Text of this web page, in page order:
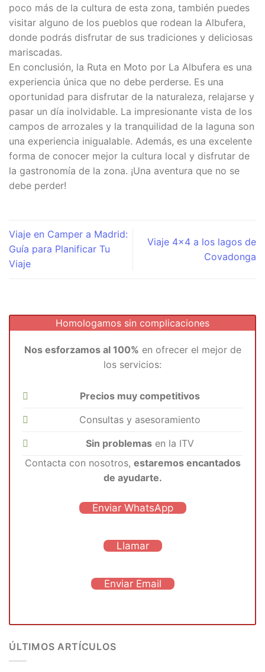
poco más de la cultura de esta zona, también puedes
visitar alguno de los pueblos que rodean la Albufera,
donde podrás disfrutar de sus tradiciones y deliciosas
mariscadas.
En conclusión, la Ruta en Moto por La Albufera es una
experiencia única que no debe perderse. Es una
oportunidad para disfrutar de la naturaleza, relajarse y
pasar un día inolvidable. La impresionante vista de los
campos de arrozales y la tranquilidad de la laguna son
una experiencia inigualable. Además, es una excelente
forma de conocer mejor la cultura local y disfrutar de
la gastronomía de la zona. ¡Una aventura que no se
debe perder!
Viaje en Camper a Madrid:
Guía para Planificar Tu
Viaje
Viaje 4×4 a los lagos de
Covadonga
Homologamos sin complicaciones
Nos esforzamos al 100% en ofrecer el mejor de
los servicios:
Precios muy competitivos
Consultas y asesoramiento
Sin problemas en la ITV
Contacta con nosotros, estaremos encantados
de ayudarte.
Enviar WhatsApp
Llamar
Enviar Email
ÚLTIMOS ARTÍCULOS